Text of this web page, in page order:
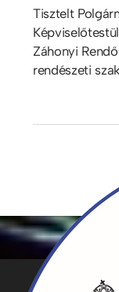
Tisztelt
Záhonyi
rendészeti